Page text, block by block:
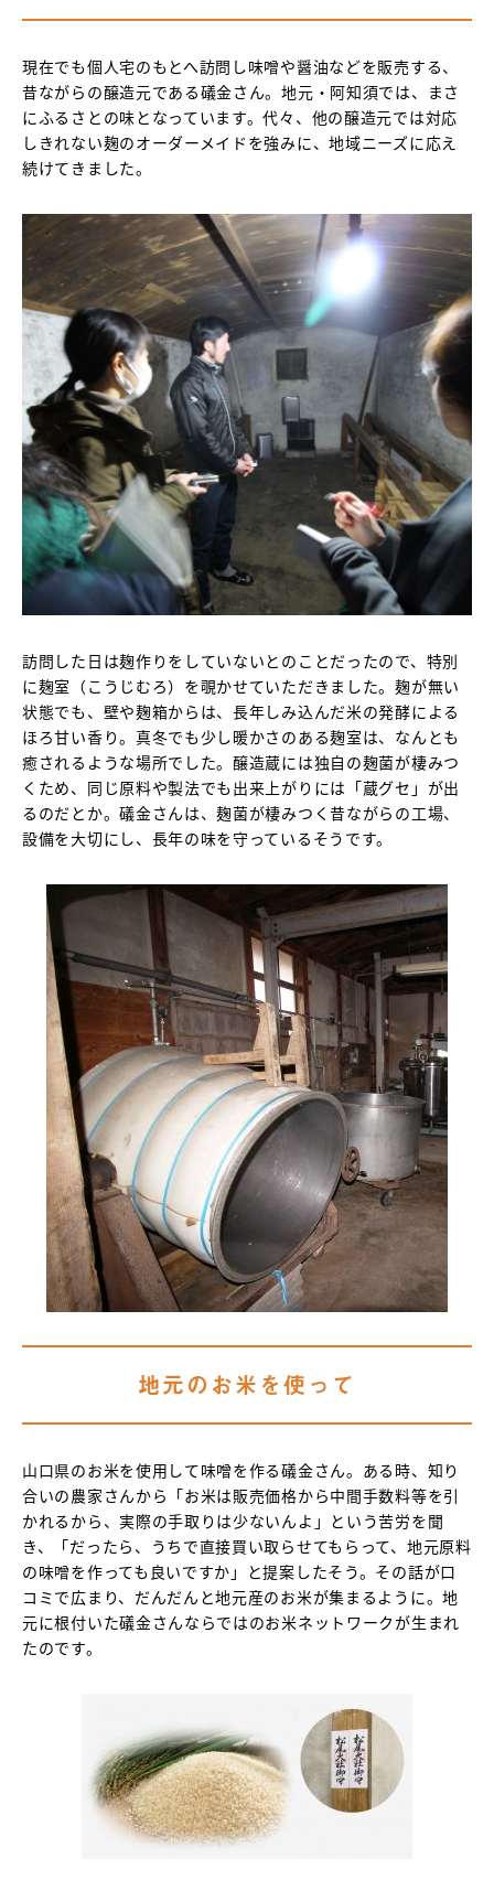
現在でも個人宅のもとへ訪問し味噌や醤油などを販売する、
昔ながらの醸造元である礒金さん。地元・阿知須では、まさ
にふるさとの味となっています。代々、他の醸造元では対応
しきれない麹のオーダーメイドを強みに、地域ニーズに応え
続けてきました。
訪問した日は麹作りをしていないとのことだったので、特別
に麹室（こうじむろ）を覗かせていただきました。麹が無い
状態でも、壁や麹箱からは、長年しみ込んだ米の発酵による
ほろ甘い香り。真冬でも少し暖かさのある麹室は、なんとも
癒されるような場所でした。醸造蔵には独自の麹菌が棲みつ
くため、同じ原料や製法でも出来上がりには「蔵グセ」が出
るのだとか。礒金さんは、麹菌が棲みつく昔ながらの工場、
設備を大切にし、長年の味を守っているそうです。
地元のお米を使って
山口県のお米を使用して味噌を作る礒金さん。ある時、知り
合いの農家さんから「お米は販売価格から中間手数料等を引
かれるから、実際の手取りは少ないんよ」という苦労を聞
き、「だったら、うちで直接買い取らせてもらって、地元原料
の味噌を作っても良いですか」と提案したそう。その話が口
コミで広まり、だんだんと地元産のお米が集まるように。地
元に根付いた礒金さんならではのお米ネットワークが生まれ
たのです。